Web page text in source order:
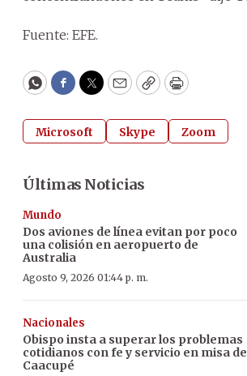
Fuente: EFE.
WhatsApp
Facebook
Twitter
EmailCopyPrint
Microsoft Skype Zoom
Últimas Noticias
Mundo
Dos aviones de línea evitan por poco
una colisión en aeropuerto de
Australia
Agosto 9, 2026 01:44 p. m.
Nacionales
Obispo insta a superar los problemas
cotidianos con fe y servicio en misa de
Caacupé